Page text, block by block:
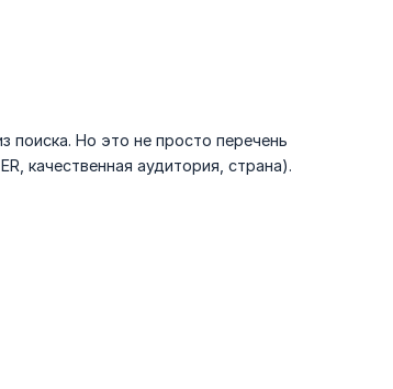
Но это не просто перечень
качественная аудитория, страна).